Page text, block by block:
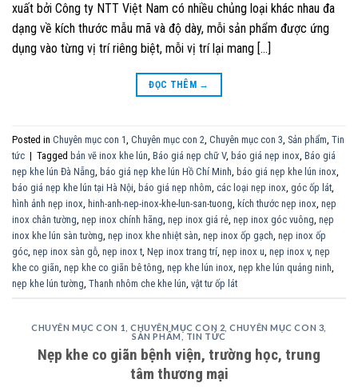
xuất bởi Công ty NTT Việt Nam có nhiều chủng loại khác nhau đa
dạng về kích thước mẫu mã và độ dày, mỗi sản phẩm được ứng
dụng vào từng vị trí riêng biệt, mỗi vị trí lại mang […]
ĐỌC THÊM →
Posted in Chuyên mục con 1 Chuyên mục con 2 Chuyên mục con 3 Sản phẩm Tin
tức | Tagged bản vẽ inox khe lún Báo giá nẹp chữ V, báo giá nẹp inox Báo giá
nẹp khe lún Đà Nẵng báo giá nẹp khe lún Hồ Chí Minh báo giá nẹp khe lún inox
báo giá nẹp khe lún tại Hà Nội báo giá nẹp nhôm các loại nẹp inox góc ốp lát
hình ảnh nẹp inox hinh-anh-nep-inox-khe-lun-san-tuong kích thước nẹp inox nẹp
inox chân tường nẹp inox chính hãng nẹp inox giá rẻ nẹp inox góc vuông nẹp
inox khe lún sàn tường nẹp inox khe nhiệt sàn nẹp inox ốp gạch nẹp inox ốp
góc nẹp inox sàn gỗ nẹp inox t Nẹp inox trang trí nẹp inox u nẹp inox v, nẹp
khe co giãn nẹp khe co giãn bê tông nẹp khe lún inox nẹp khe lún quảng ninh
nẹp khe lún tường Thanh nhôm che khe lún vật tư ốp lát
CHUYÊN MỤC CON 1 ,CHUYÊN MỤC CON 2 ,CHUYÊN MỤC CON 3
SẢN PHẨM
TIN TỨC
Nẹp khe co giãn bệnh viện, trường học, trung
tâm thương mại